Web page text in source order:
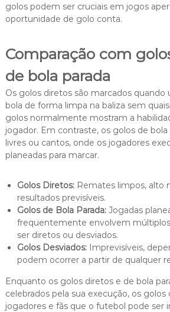
golos podem ser cruciais em jogos
oportunidade de golo conta.
Comparação com
de bola parada
Os golos diretos são marcados
bola de forma limpa na baliza sem
golos normalmente mostram a
jogador. Em contraste, os golos de
livres ou cantos, onde os jogadores
planeadas para marcar.
Golos Diretos:Remates limpos, alto
resultados previsíveis.
Golos de Bola Parada:Jogadas
frequentemente envolvem
ser diretos ou desviados.
Golos Desviados:Imprevisíveis,
podem ocorrer a partir de qualquer
Enquanto os golos diretos e de bola
celebrados pela sua execução, os
jogadores e fãs que o futebol pode ser